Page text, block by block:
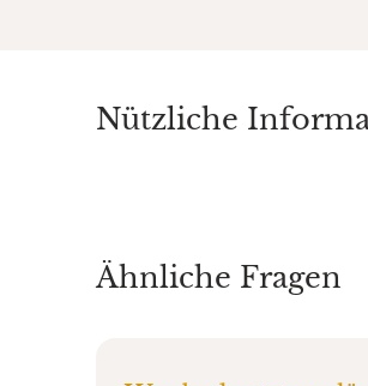
Nützliche
Ähnliche Fragen